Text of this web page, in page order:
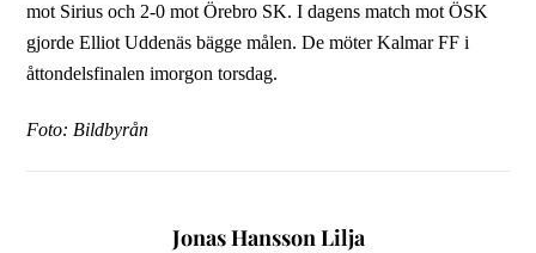
mot Sirius och 2-0 mot Örebro SK. I dagens match mot ÖSK
gjorde Elliot Uddenäs bägge målen. De möter Kalmar FF i
åttondelsfinalen imorgon torsdag.
Foto: Bildbyrån
Jonas Hansson Lilja